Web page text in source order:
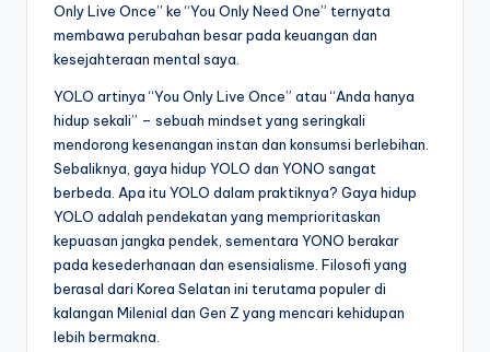
Only Live Once” ke “You Only Need One” ternyata
membawa perubahan besar pada keuangan dan
kesejahteraan mental saya.
YOLO artinya “You Only Live Once” atau “Anda hanya
hidup sekali” – sebuah mindset yang seringkali
mendorong kesenangan instan dan konsumsi berlebihan.
Sebaliknya, gaya hidup YOLO dan YONO sangat
berbeda. Apa itu YOLO dalam praktiknya? Gaya hidup
YOLO adalah pendekatan yang memprioritaskan
kepuasan jangka pendek, sementara YONO berakar
pada kesederhanaan dan esensialisme. Filosofi yang
berasal dari Korea Selatan ini terutama populer di
kalangan Milenial dan Gen Z yang mencari kehidupan
lebih bermakna.